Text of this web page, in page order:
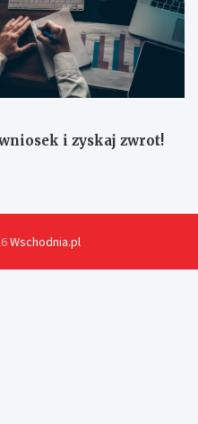
i zyskaj zwrot!
Wschodnia.pl